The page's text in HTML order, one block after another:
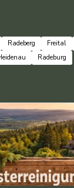
Radeberg Freital
Radeburg